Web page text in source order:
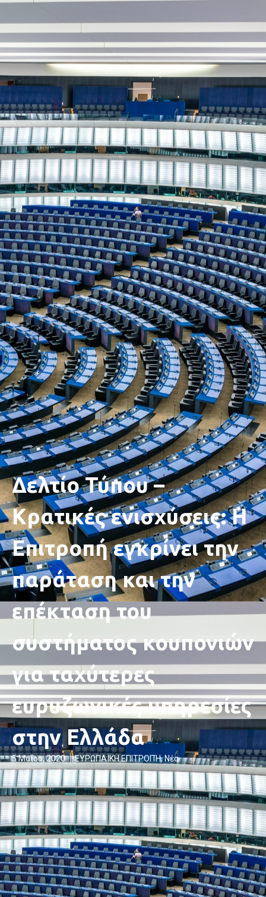
Δελτίο Τύπου –
Κρατικές ενισχύσεις: Η
Επιτροπή εγκρίνει την
παράταση και την
επέκταση του
συστήματος κουπονιών
για ταχύτερες
ευρυζωνικές υπηρεσίες
στην Ελλάδα
5 Μαΐου, 2020 ΕΥΡΩΠΑΪΚΗ ΕΠΙΤΡΟΠΉ,Νέα